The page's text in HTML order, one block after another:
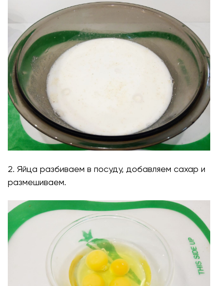
2. Яйца разбиваем в посуду, добавляем сахар и
размешиваем.